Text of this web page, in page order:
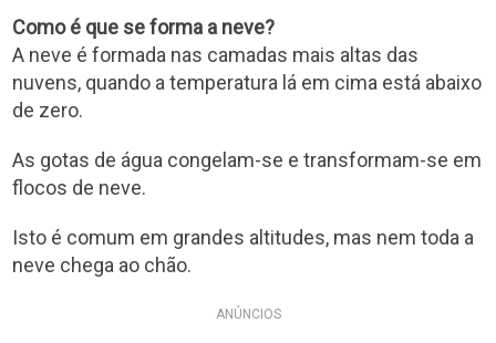
Como é que se forma a neve?
A neve é formada nas camadas mais altas das
nuvens, quando a temperatura lá em cima está abaixo
de zero.
As gotas de água congelam-se e transformam-se em
flocos de neve.
Isto é comum em grandes altitudes, mas nem toda a
neve chega ao chão.
ANÚNCIOS